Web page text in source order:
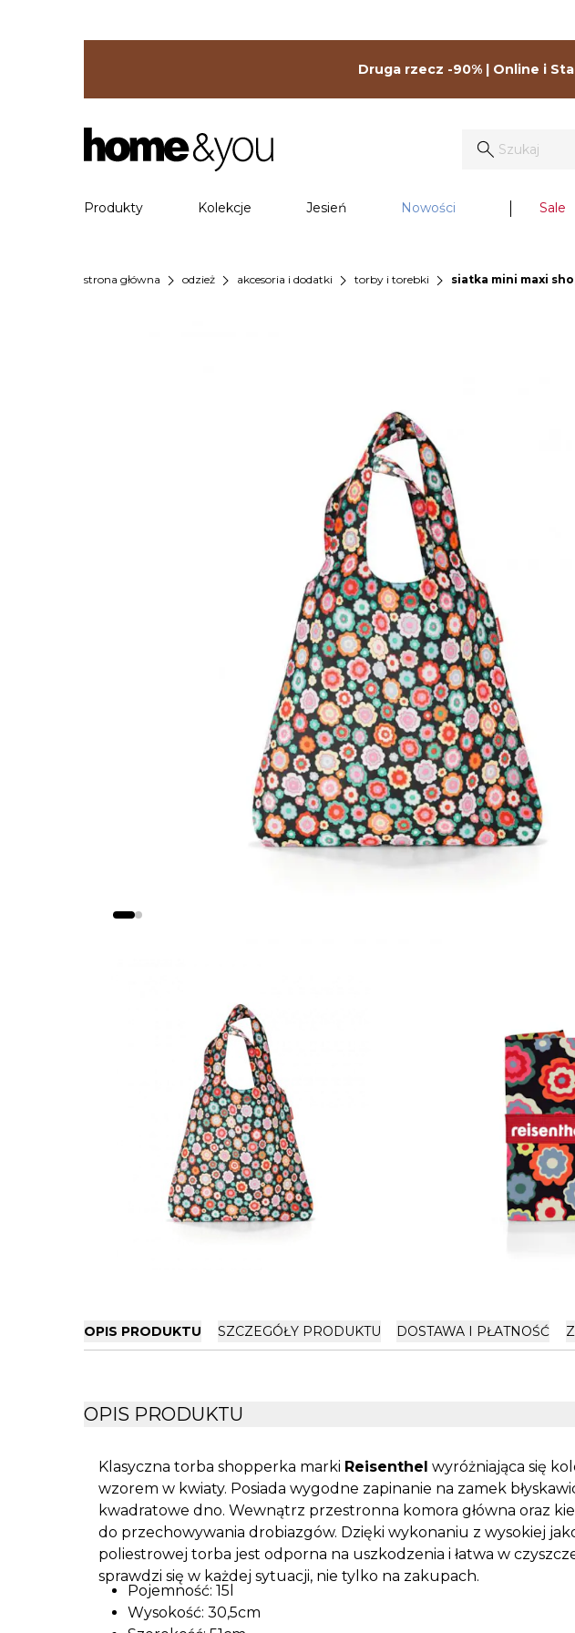
Druga rzecz -90% | Online i
Produkty Kolekcje Jesień Nowości Sale
strona główna chevron_right odzież chevron_right akcesoria i dodatki chevron_right torby i torebki chevron_right siatka mini maxi
OPIS PRODUKTU SZCZEGÓŁY PRODUKTU DOSTAWA I PŁATNOŚĆ
OPIS PRODUKTU
Klasyczna torba shopperka marki Reisenthel wyróżniająca się
wzorem w kwiaty. Posiada wygodne zapinanie na zamek
kwadratowe dno. Wewnątrz przestronna komora główna oraz
do przechowywania drobiazgów. Dzięki wykonaniu z wysokiej
poliestrowej torba jest odporna na uszkodzenia i łatwa w
sprawdzi się w każdej sytuacji, nie tylko na zakupach.
Pojemność: 15l
Wysokość: 30,5cm